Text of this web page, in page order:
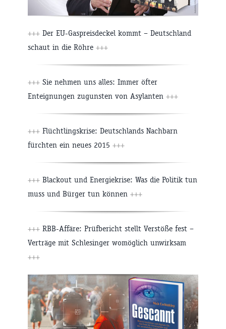
+++ Der EU-Gaspreisdeckel kommt – Deutschland
schaut in die Röhre +++
+++ Sie nehmen uns alles: Immer öfter
Enteignungen zugunsten von Asylanten +++
+++ Flüchtlingskrise: Deutschlands Nachbarn
fürchten ein neues 2015 +++
+++ Blackout und Energiekrise: Was die Politik tun
muss und Bürger tun können +++
+++ RBB-Affäre: Prüfbericht stellt Verstöße fest –
Verträge mit Schlesinger womöglich unwirksam
+++